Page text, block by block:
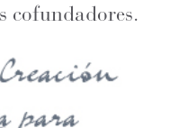
cofundadores.